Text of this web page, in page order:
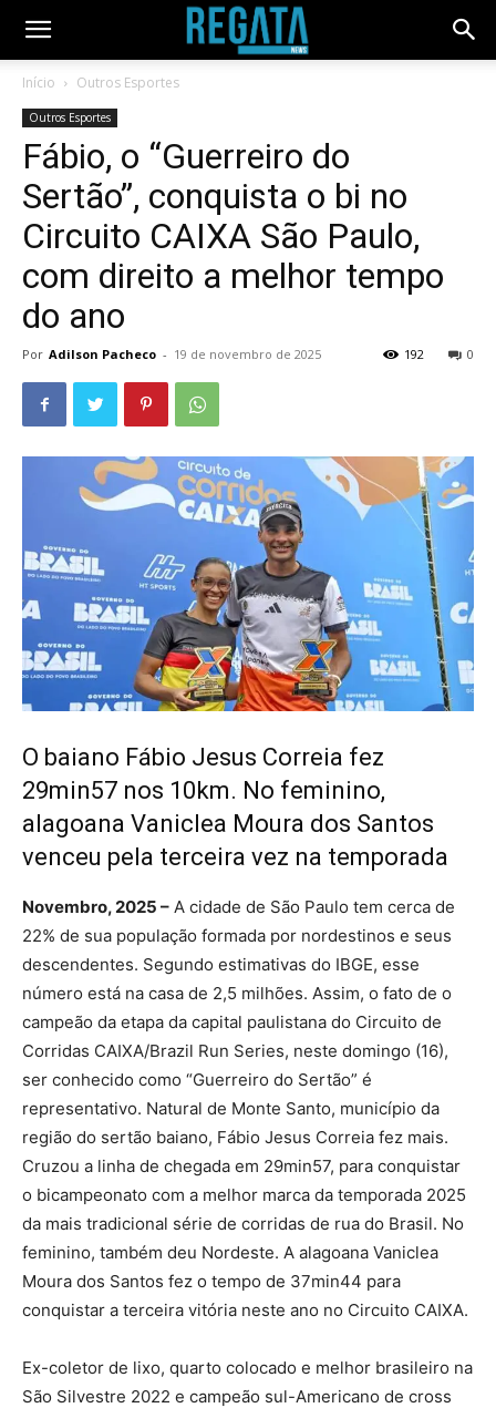
Início Outros Esportes
Outros Esportes
Fábio, o “Guerreiro do
Sertão”, conquista o bi no
Circuito CAIXA São Paulo,
com direito a melhor tempo
do ano
Por Adilson Pacheco - 19 de novembro de 2025 0
192
O baiano Fábio Jesus Correia fez
29min57 nos 10km. No feminino,
alagoana Vaniclea Moura dos Santos
venceu pela terceira vez na temporada
Novembro, 2025 – A cidade de São Paulo tem cerca de
22% de sua população formada por nordestinos e seus
descendentes. Segundo estimativas do IBGE, esse
número está na casa de 2,5 milhões. Assim, o fato de o
campeão da etapa da capital paulistana do Circuito de
Corridas CAIXA/Brazil Run Series, neste domingo (16),
ser conhecido como “Guerreiro do Sertão” é
representativo. Natural de Monte Santo, município da
região do sertão baiano, Fábio Jesus Correia fez mais.
Cruzou a linha de chegada em 29min57, para conquistar
o bicampeonato com a melhor marca da temporada 2025
da mais tradicional série de corridas de rua do Brasil. No
feminino, também deu Nordeste. A alagoana Vaniclea
Moura dos Santos fez o tempo de 37min44 para
conquistar a terceira vitória neste ano no Circuito CAIXA.
Ex-coletor de lixo, quarto colocado e melhor brasileiro na
São Silvestre 2022 e campeão sul-Americano de cross